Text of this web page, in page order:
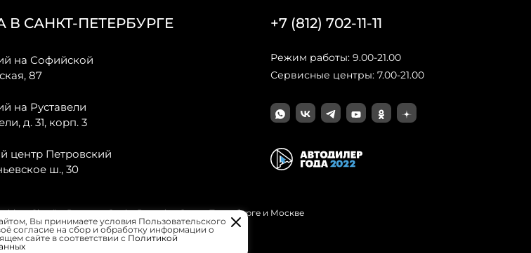
В САНКТ-ПЕТЕРБУРГЕ
на Софийской
87
на Руставели
д. 31, корп. 3
центр Петровский
ш., 30
+7 (812) 702-11-11
Режим работы: 9.00-21.00
Сервисные центры: 7.00-21.00
Citroёn, Peugeot, Opel и Renault в Санкт-Петербурге и Москве
Вы принимаете условия Пользовательского
согласие на сбор и обработку информации о
сайте в соответствии с Политикой